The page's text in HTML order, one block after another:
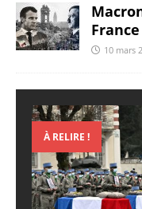
10 mars
À RELIRE !